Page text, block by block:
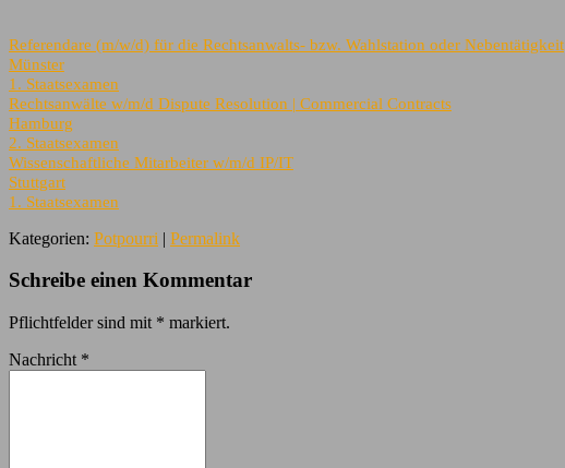
Referendare (m/w/d) für die Rechtsanwalts- bzw. Wahlstation oder Nebentätigkeit
Münster
1. Staatsexamen
Rechtsanwälte w/m/d Dispute Resolution | Commercial Contracts
Hamburg
2. Staatsexamen
Wissenschaftliche Mitarbeiter w/m/d IP/IT
Stuttgart
1. Staatsexamen
Kategorien: Potpourri | Permalink
Schreibe einen Kommentar
Pflichtfelder sind mit * markiert.
Nachricht *